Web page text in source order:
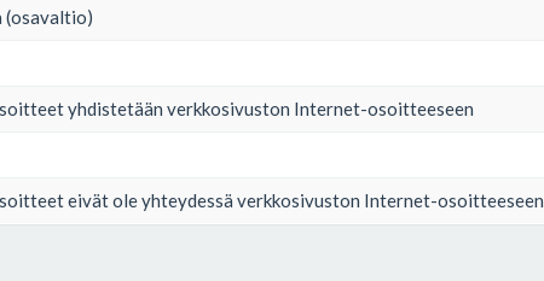
(osavaltio)
yhdistetään verkkosivuston Internet-osoitteeseen
eivät ole yhteydessä verkkosivuston Internet-osoitteeseen